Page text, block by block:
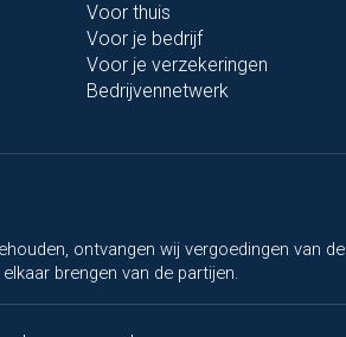
Voor thuis
Voor je bedrijf
Voor je verzekeringen
Bedrijvennetwerk
ontvangen wij vergoedingen van de
brengen van de partijen.